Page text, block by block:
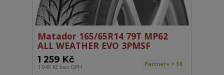
Matador 165/65R14 79T MP62
ALL WEATHER EVO 3PMSF
1 259 Kč
1 040 Kč bez DPH Partner+ > 10